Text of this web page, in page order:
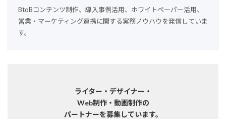
BtoBコンテンツ制作、導入事例活用、ホワイトペーパー活用、
営業・マーケティング連携に関する実務ノウハウを発信していま
す。
ライター・デザイナー・
Web制作・動画制作の
パートナーを募集しています。